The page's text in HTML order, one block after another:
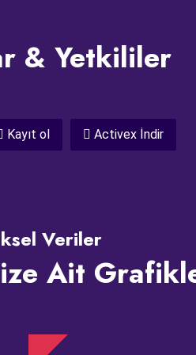
& Yetkililer
Kayıt ol Activex İndir
Veriler
Ait